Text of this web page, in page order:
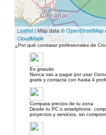
Leaflet | Map data ©OpenStreetMap
CloudMade
¿Por qué contratar profesionales de
Es gratuito
Nunca vas a pagar por usar
gratis y contacta con hasta 4
Compara precios de tu zona
Desde tu PC o smartphone,
proyectos y servicios, sin